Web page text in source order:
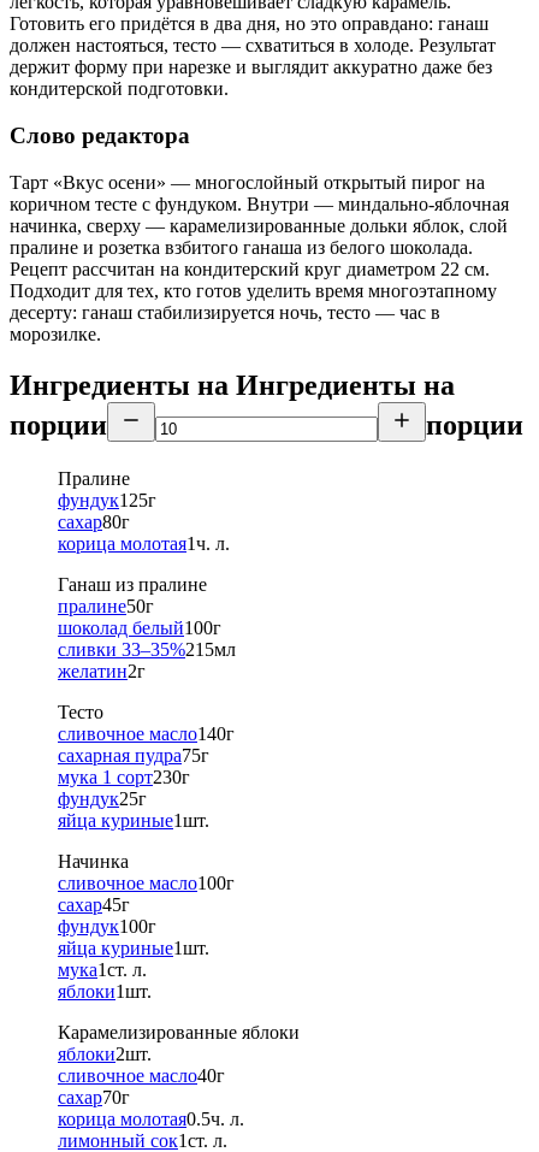
Готовить его придётся в два дня, но это оправдано: ганаш
должен настояться, тесто — схватиться в холоде. Результат
держит форму при нарезке и выглядит аккуратно даже без
кондитерской подготовки.
Слово редактора
Тарт «Вкус осени» — многослойный открытый пирог на
коричном тесте с фундуком. Внутри — миндально-яблочная
начинка, сверху — карамелизированные дольки яблок, слой
пралине и розетка взбитого ганаша из белого шоколада.
Рецепт рассчитан на кондитерский круг диаметром 22 см.
Подходит для тех, кто готов уделить время многоэтапному
десерту: ганаш стабилизируется ночь, тесто — час в
морозилке.
Ингредиенты на Ингредиенты на
порции
порции
Пралине
фундук125г
сахар80г
корица молотая1ч. л.
Ганаш из пралине
пралине50г
шоколад белый100г
сливки 33–35%215мл
желатин2г
Тесто
сливочное масло140г
сахарная пудра75г
мука 1 сорт230г
фундук25г
яйца куриные1шт.
Начинка
сливочное масло100г
сахар45г
фундук100г
яйца куриные1шт.
мука1ст. л.
яблоки1шт.
Карамелизированные яблоки
яблоки2шт.
сливочное масло40г
сахар70г
корица молотая0.5ч. л.
лимонный сок1ст. л.